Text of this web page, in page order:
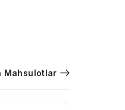
Mahsulotlar